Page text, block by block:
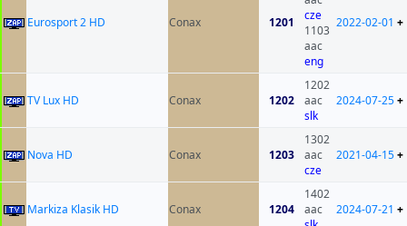
Eurosport 2 HD Conax 1201
cze
1103
aac
eng
2022-02-01 +
TV Lux HD Conax 1202
1202
aac
slk
2024-07-25+
Nova HD Conax 1203
1302
aac
cze
2021-04-15+
Markiza Klasik HD Conax 1204
1402
aac
2024-07-21 +